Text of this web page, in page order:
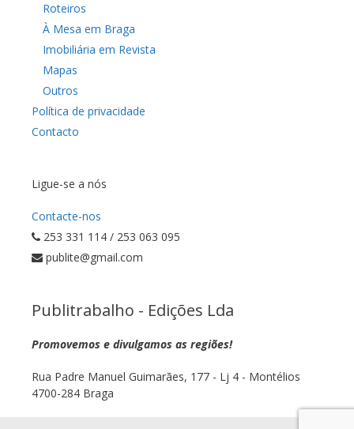
Roteiros
À Mesa em Braga
Imobiliária em Revista
Mapas
Outros
Política de privacidade
Contacto
Ligue-se a nós
Contacte-nos
253 331 114 / 253 063 095
publite@gmail.com
Publitrabalho - Edições Lda
Promovemos e divulgamos as regiões!
Rua Padre Manuel Guimarães, 177 - Lj 4 - Montélios
4700-284 Braga